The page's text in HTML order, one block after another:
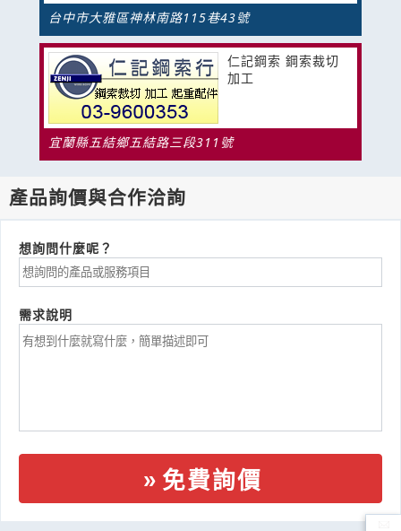
台中市大雅區神林南路115巷43號
仁記鋼索 鋼索裁切
加工
宜蘭縣五結鄉五結路三段311號
產品詢價與合作洽詢
想詢問什麼呢？
需求說明
免費詢價